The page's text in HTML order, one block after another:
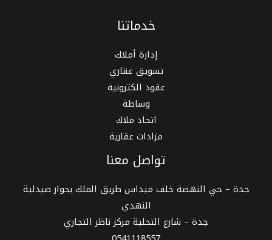
خدماتنا
إدارة أملاك
تسويق عقاري
عقود الكترونية
وساطة
اتحاد ملاك
مزادات عقارية
تواصل معنا
جدة – حي النهضة خلف ميداس طريق الملك بجوار صيدلية
النهدي
جدة – شارع التحلية مركز ناظر التجاري